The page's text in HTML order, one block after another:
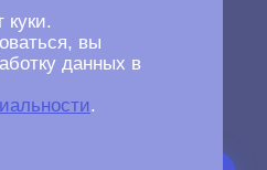
куки.
вы
данных в
.
730
61-84